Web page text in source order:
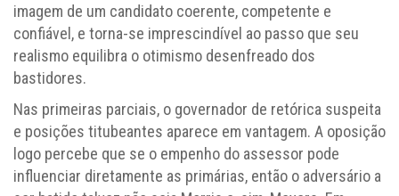
imagem de um candidato coerente, competente e
confiável, e torna-se imprescindível ao passo que seu
realismo equilibra o otimismo desenfreado dos
bastidores.
Nas primeiras parciais, o governador de retórica suspeita
e posições titubeantes aparece em vantagem. A oposição
logo percebe que se o empenho do assessor pode
influenciar diretamente as primárias, então o adversário a